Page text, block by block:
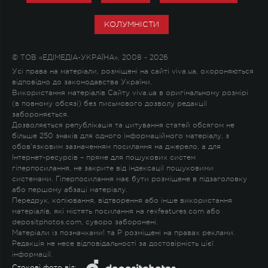
КОЛУМНІСТИ
© ТОВ «ЕДІМЕДІА-УКРАЇНА», 2008 - 2026
Усі права на матеріали, розміщені на сайті viva.ua, охороняються
відповідно до законодавства України.
Використання матеріалів Сайту viva.ua в оригінальному розмірі
(в повному обсязі) без письмового дозволу редакції
забороняється.
Дозволяється републікація та цитування статей обсягом не
більше 250 знаків для одного інформаційного матеріалу, з
обов'язковим зазначенням посилання на джерело, а для
Інтернет-ресурсів – пряме для пошукових систем
гіперпосилання, не закрите від індексації пошуковими
системами. Гіперпосилання має бути розміщене в підзаголовку
або першому абзаці матеріалу.
Передрук, копіювання, відтворення або інше використання
матеріалів, які містять посилання на rexfeatures.com або
depositphotos.com, суворо заборонені.
Матеріали із позначками! та P розміщені на правах реклами.
Редакція не несе відповідальності за достовірність цієї
інформації.